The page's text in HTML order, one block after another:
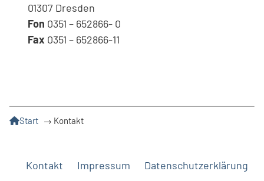
01307 Dresden
Fon 0351 – 652866- 0
Fax 0351 – 652866-11
Start → Kontakt
Kontakt Impressum Datenschutzerklärung